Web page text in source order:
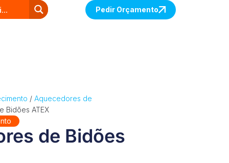
Pedir Orçamento
/ Aquecedores de
Bidões ATEX
de Bidões